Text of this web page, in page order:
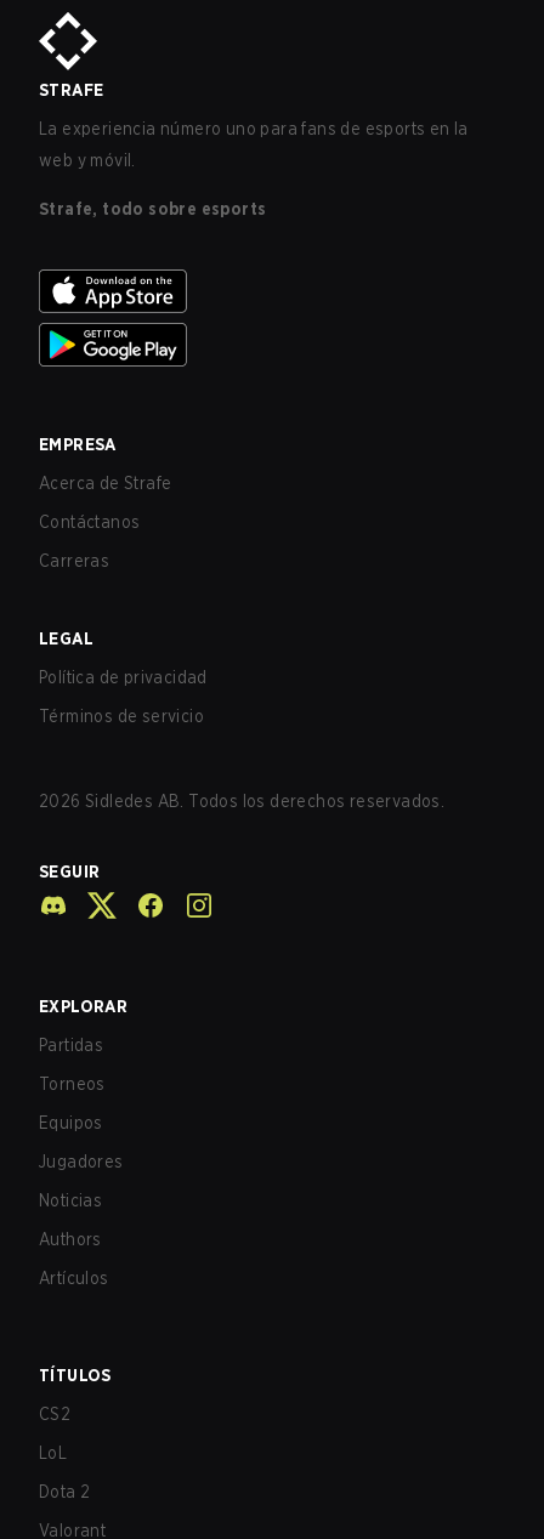
STRAFE
La experiencia número uno para fans de esports en la
web y móvil.
Strafe, todo sobre esports
EMPRESA
Acerca de Strafe
Contáctanos
Carreras
LEGAL
Política de privacidad
Términos de servicio
2026 Sidledes AB. Todos los derechos reservados.
SEGUIR
EXPLORAR
Partidas
Torneos
Equipos
Jugadores
Noticias
Authors
Artículos
TÍTULOS
CS2
LoL
Dota 2
Valorant